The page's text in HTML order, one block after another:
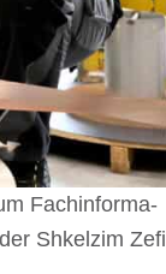
Fach­in­for­ma­
Shkel­zim Zefi